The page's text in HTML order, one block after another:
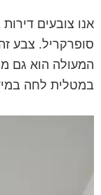
אנו צובעים
סופרקריל. צבע
המעולה הוא גם
במטלית לחה